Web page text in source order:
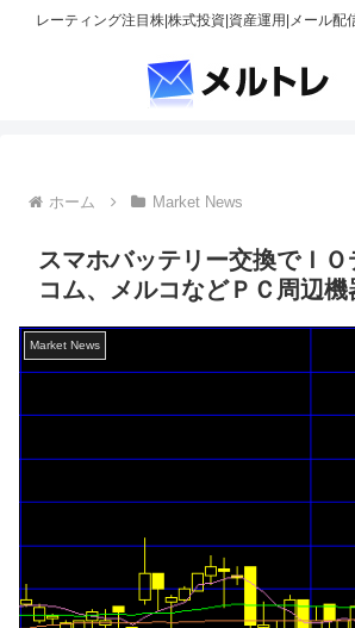
レーティング注目株|株式投資|資産運用|メール配
ホーム Market News
スマホバッテリー交換でＩ
コム、メルコなどＰＣ周辺
Market News